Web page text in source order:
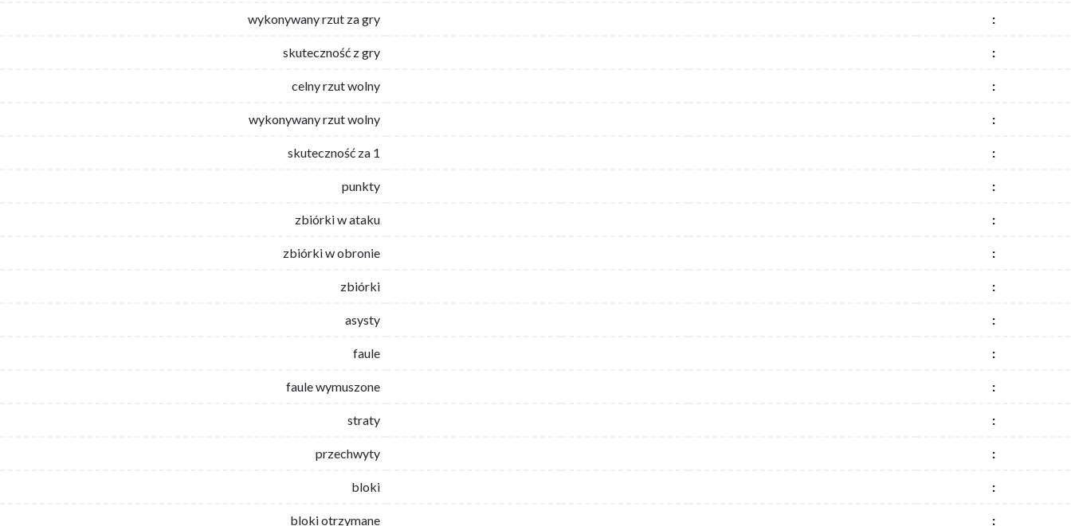
wykonywany rzut za gry :
skuteczność z gry :
celny rzut wolny :
wykonywany rzut wolny :
skuteczność za 1 :
punkty :
zbiórki w ataku :
zbiórki w obronie :
zbiórki :
asysty :
faule :
faule wymuszone :
straty :
przechwyty :
bloki :
bloki otrzymane :